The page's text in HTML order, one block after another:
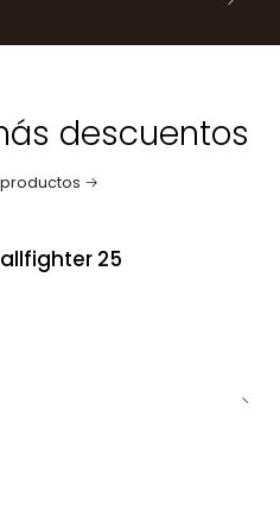
descuentos
25